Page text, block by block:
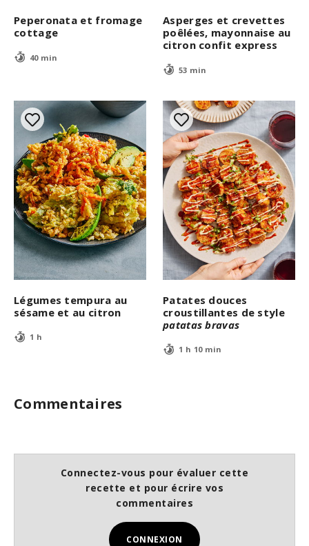
Peperonata et fromage
cottage
40 min
Asperges et crevettes
poêlées, mayonnaise au
citron confit express
53 min
Légumes tempura au
sésame et au citron
1 h
Patates douces
croustillantes de style
patatas bravas
1 h 10 min
Commentaires
Connectez-vous pour évaluer cette
recette et pour écrire vos
commentaires
CONNEXION